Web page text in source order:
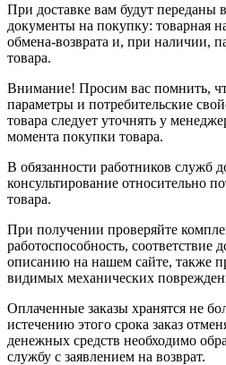
При доставке вам будут переданы
документы на покупку: товарная
обмена-возврата и, при наличии,
товара.
Внимание! Просим вас помнить,
параметры и потребительские
товара следует уточнять у
момента покупки товара.
В обязанности работников служб
консультирование относительно
товара.
При получении проверяйте
работоспособность, соответствие
описанию на нашем сайте, также
видимых механических
Оплаченные заказы хранятся не
истечению этого срока заказ
денежных средств необходимо
службу с заявлением на возврат.